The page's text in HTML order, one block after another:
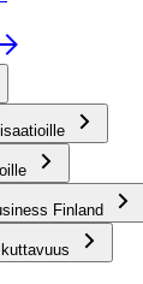
Finland